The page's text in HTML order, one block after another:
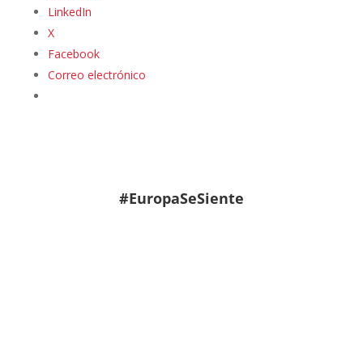
LinkedIn
X
Facebook
Correo electrónico
#EuropaSeSiente